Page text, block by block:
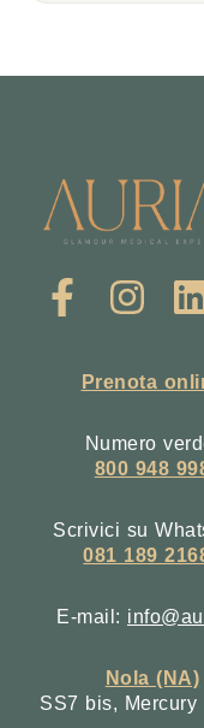
Prenota
Numero
800 948
Scrivici su
081 189
E-mail:
Nola (NA)
SS7 bis, Mercury